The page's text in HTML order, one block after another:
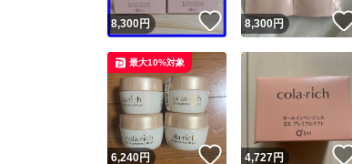
8,300円 いいね！
8,300円
6,240円 いいね！
最大10%対象
4,727円